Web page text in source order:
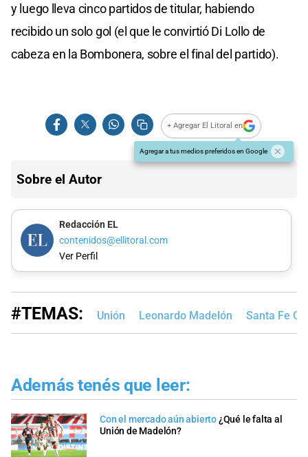
y luego lleva cinco partidos de titular, habiendo
recibido un solo gol (el que le convirtió Di Lollo de
cabeza en la Bombonera, sobre el final del partido).
+ Agregar El Litoral en
Agregar a tus medios preferidos en Google
Sobre el Autor
Redacción EL
contenidos@ellitoral.com
Ver Perfil
#TEMAS: Unión Leonardo Madelón Santa Fe
Además tenés que leer:
Con el mercado aún abierto¿Qué le falta al
Unión de Madelón?